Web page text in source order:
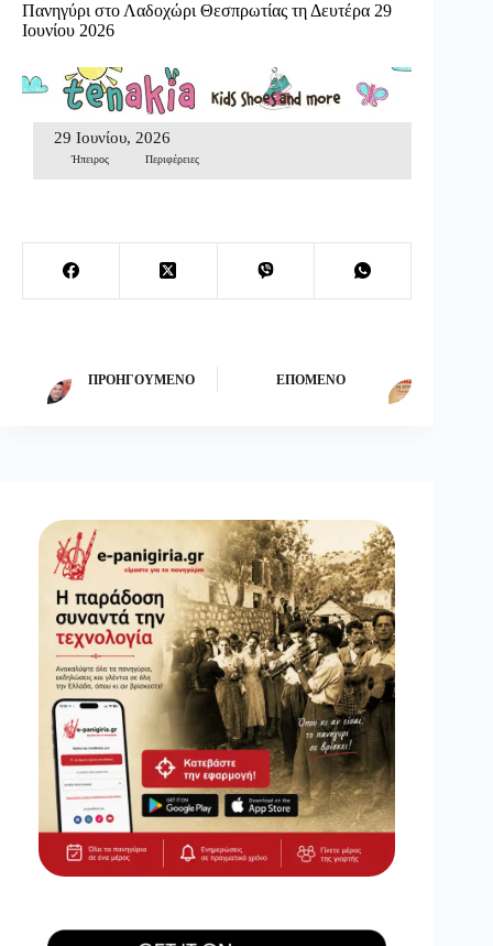
Πανηγύρι στο Λαδοχώρι Θεσπρωτίας τη Δευτέρα 29
Ιουνίου 2026
29 Ιουνίου, 2026
Ήπειρος Περιφέρειες
ΠΡΟΗΓΟΎΜΕΝΟ ΕΠΌΜΕΝΟ